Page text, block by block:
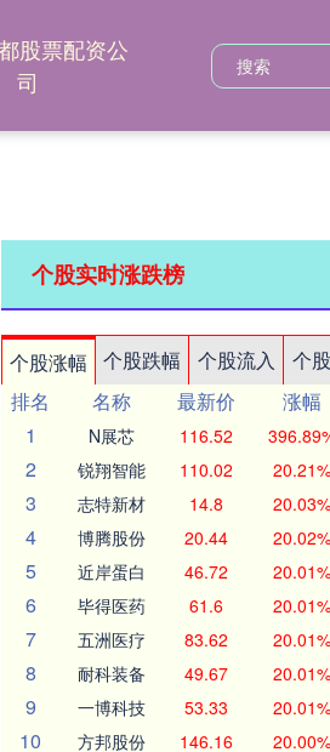
股票配资公
司
个股实时涨跌榜
个股涨幅 个股跌幅 个股流入 个
排名
名称 最新价 涨幅
1
N展芯 116.52
2 锐翔智能 110.02 20.21%
3 志特新材 14.8 20.03%
4 博腾股份 20.44 20.02%
5 近岸蛋白 46.72 20.01%
6 毕得医药 61.6 20.01%
7 五洲医疗 83.62 20.01%
8 耐科装备 49.67 20.01%
9 一博科技 53.33 20.01%
10 方邦股份 146.16 20.00%